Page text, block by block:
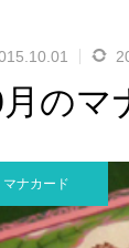
サロンを参考に
のマ
マナカード